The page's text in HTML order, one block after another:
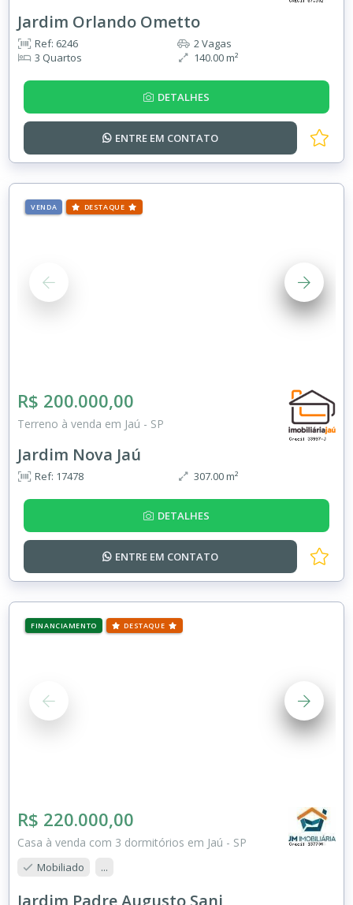
Jardim Orlando Ometto
Ref: 6246
3 Quartos
2 Vagas
140.00 m²
DETALHES
ENTRE EM CONTATO
VENDA DESTAQUE
R$ 200.000,00
Terreno à venda em Jaú - SP
Jardim Nova Jaú
Ref: 17478 307.00 m²
DETALHES
ENTRE EM CONTATO
FINANCIAMENTO DESTAQUE
R$ 220.000,00
Casa à venda com 3 dormitórios em Jaú - SP
Mobiliado ...